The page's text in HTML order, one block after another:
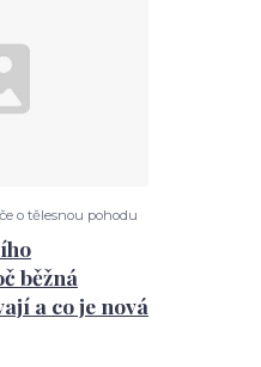
běžná
a co je nová
o tělesnou pohodu